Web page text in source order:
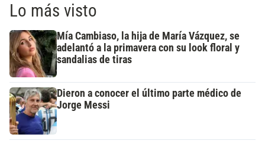
Lo más visto
Mía Cambiaso, la hija de María Vázquez, se
adelantó a la primavera con su look floral y
sandalias de tiras
Dieron a conocer el último parte médico de
Jorge Messi